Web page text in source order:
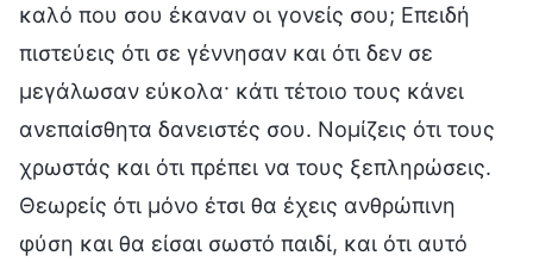
καλό που σου έκαναν οι γονείς σου; Επειδή
πιστεύεις ότι σε γέννησαν και ότι δεν σε
μεγάλωσαν εύκολα· κάτι τέτοιο τους κάνει
ανεπαίσθητα δανειστές σου. Νομίζεις ότι τους
χρωστάς και ότι πρέπει να τους ξεπληρώσεις.
Θεωρείς ότι μόνο έτσι θα έχεις ανθρώπινη
φύση και θα είσαι σωστό παιδί, και ότι αυτό